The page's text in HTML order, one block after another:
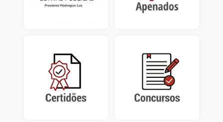
Luís.
Apenamento e
Certidão Negativa de
Contas Julgadas
Irregulares e Certidão de
Tempo de Contribuição
Concursos encerrados,
em andamento e
abertos do Tribunal de
Contas do Estado de São